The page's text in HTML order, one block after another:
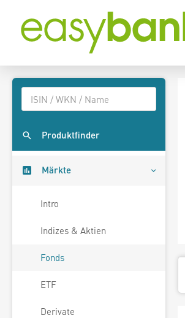
Produktfinder
Märkte
Intro
Indizes & Aktien
Fonds
ETF
Derivate